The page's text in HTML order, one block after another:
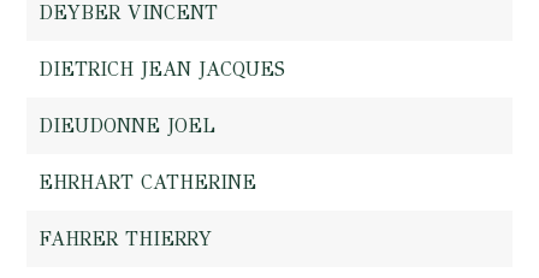
DEYBER VINCENT
DIETRICH JEAN JACQUES
DIEUDONNE JOEL
EHRHART CATHERINE
FAHRER THIERRY